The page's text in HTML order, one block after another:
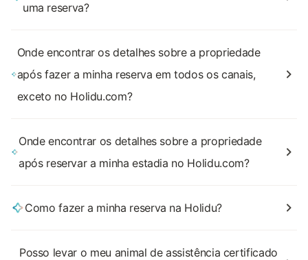
uma reserva?
Onde encontrar os detalhes sobre a propriedade
após fazer a minha reserva em todos os canais,
exceto no Holidu.com?
Onde encontrar os detalhes sobre a propriedade
após reservar a minha estadia no Holidu.com?
Como fazer a minha reserva na Holidu?
Posso levar o meu animal de assistência certificado